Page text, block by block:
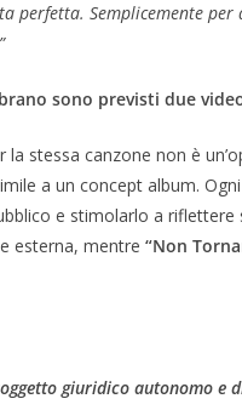
perfetta. Semplicemente
sono previsti due
la stessa canzone non è
a un concept album.
e stimolarlo a riflettere
esterna, mentre “Non
giuridico autonomo e